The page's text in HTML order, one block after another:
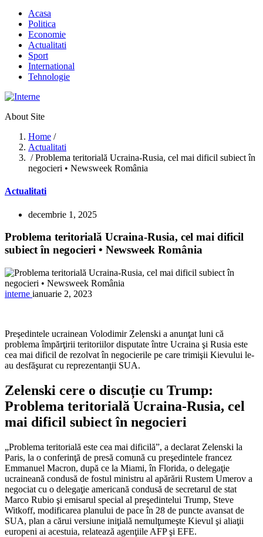
Acasa
Politica
Economie
Actualitati
Sport
International
Tehnologie
About Site
Home /
Actualitati
/ Problema teritorială Ucraina-Rusia, cel mai dificil subiect în
negocieri • Newsweek România
Actualitati
decembrie 1, 2025
Problema teritorială Ucraina-Rusia, cel mai dificil
subiect în negocieri • Newsweek România
interne ianuarie 2, 2023
Preşedintele ucrainean Volodimir Zelenski a anunţat luni că
problema împărţirii teritoriilor disputate între Ucraina şi Rusia este
cea mai dificil de rezolvat în negocierile pe care trimişii Kievului le-
au desfăşurat cu reprezentanţii SUA.
Zelenski cere o discuție cu Trump:
Problema teritorială Ucraina-Rusia, cel
mai dificil subiect în negocieri
„Problema teritorială este cea mai dificilă”, a declarat Zelenski la
Paris, la o conferinţă de presă comună cu preşedintele francez
Emmanuel Macron, după ce la Miami, în Florida, o delegaţie
ucraineană condusă de fostul ministru al apărării Rustem Umerov a
negociat cu o delegaţie americană condusă de secretarul de stat
Marco Rubio şi emisarul special al preşedintelui Trump, Steve
Witkoff, modificarea planului de pace în 28 de puncte avansat de
SUA, plan a cărui versiune iniţială nemulţumeşte Kievul şi aliaţii
europeni ai acestuia, relatează agenţiile AFP şi EFE.